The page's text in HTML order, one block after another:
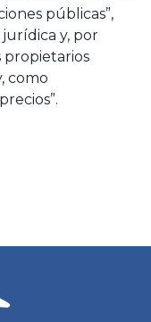
públicas”,
y, por
propietarios
como